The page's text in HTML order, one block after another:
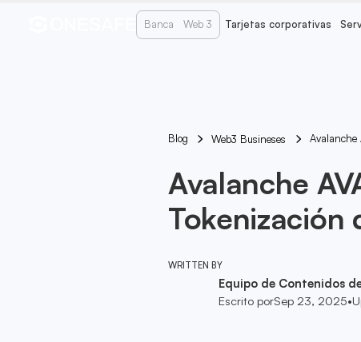
Banca Web 3 Tarjetas corporativas
Blog Web3 Busineses Avalanche
Avalanche
Tokenización
WRITTEN BY
Equipo de Contenidos
Escrito porSep 23, 2025•